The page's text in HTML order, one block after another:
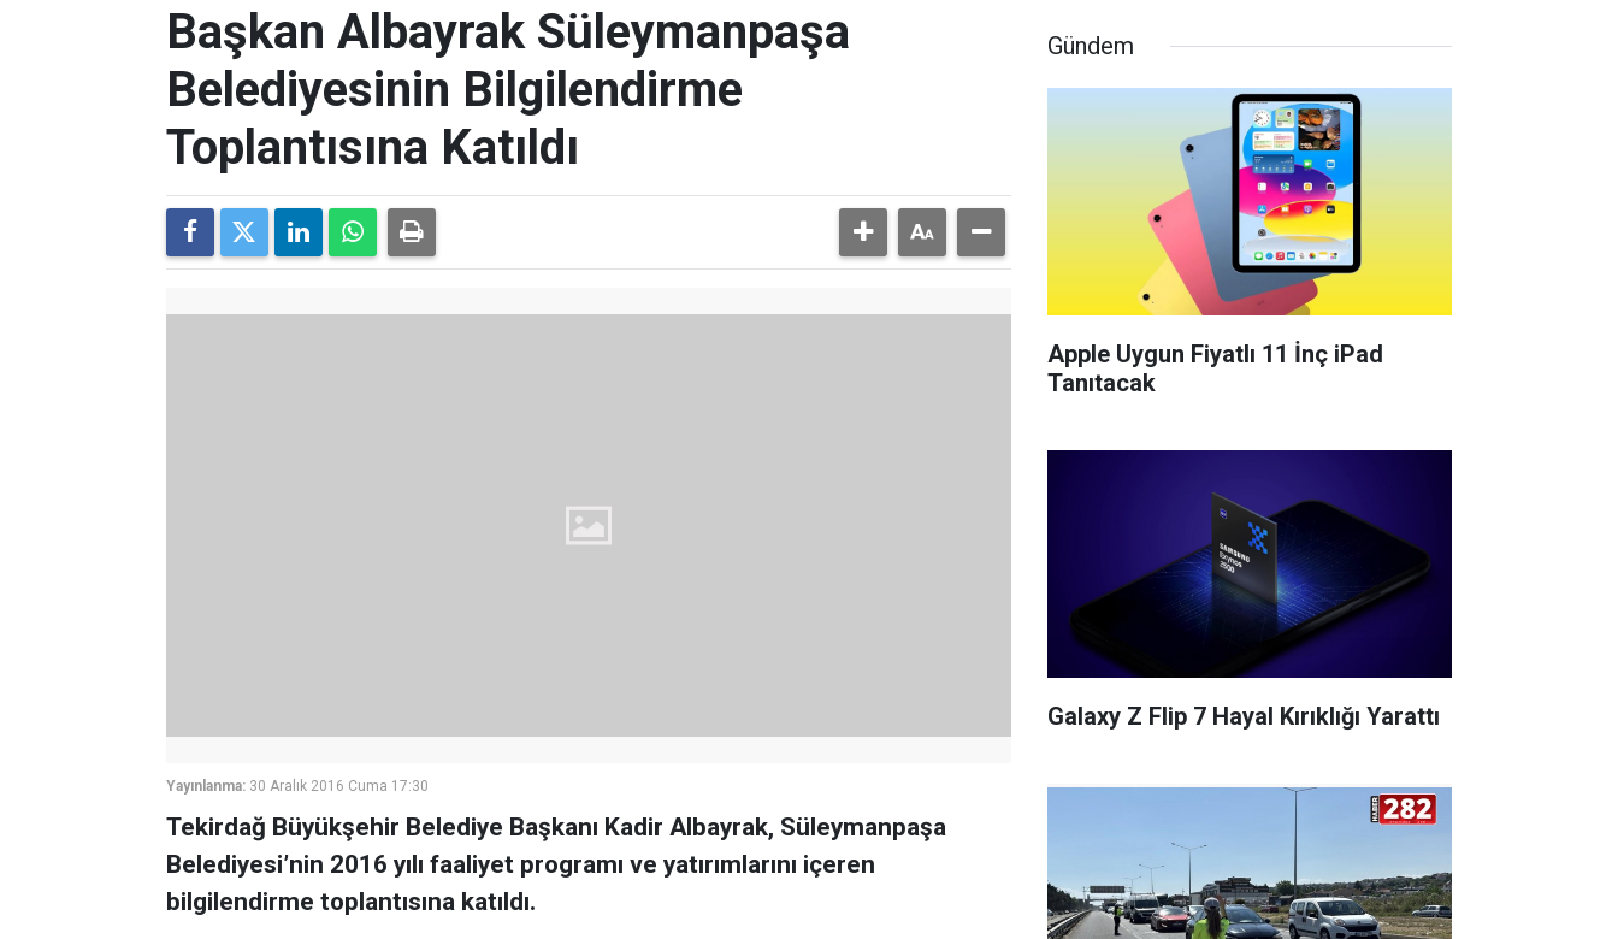
Başkan Albayrak Süleymanpaşa
Belediyesinin Bilgilendirme
Toplantısına Katıldı
Yayınlanma: 30 Aralık 2016 Cuma 17:30
Tekirdağ Büyükşehir Belediye Başkanı Kadir Albayrak, Süleymanpaşa
Belediyesi’nin 2016 yılı faaliyet programı ve yatırımlarını içeren
bilgilendirme toplantısına katıldı.
Gündem
Apple Uygun Fiyatlı 11 İnç iPad
Tanıtacak
Galaxy Z Flip 7 Hayal Kırıklığı Yarattı